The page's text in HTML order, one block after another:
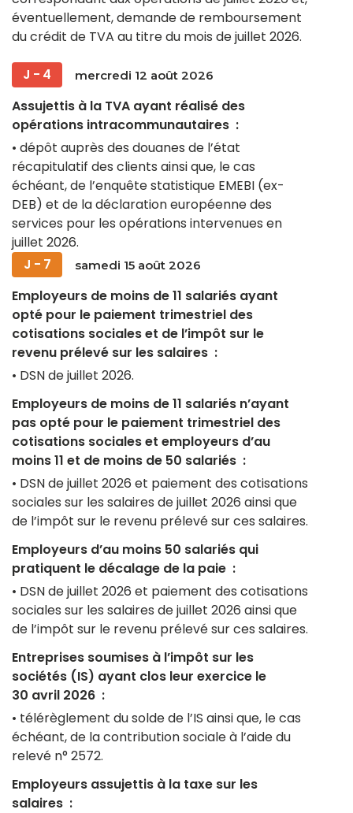
Construire votre
patrimoine
Être prêt pour la
facturation électronique
Dématérialiser vos
Recherche
Nous rejoindre
MEG
Idépot
Silae
Waibi
Ingeneo
éventuellement, demande de remboursement
du crédit de TVA au titre du mois de juillet 2026.
J - 4 mercredi 12 août 2026
Assujettis à la TVA ayant réalisé des
opérations intracommunautaires :
• dépôt auprès des douanes de l’état
récapitulatif des clients ainsi que, le cas
échéant, de l’enquête statistique EMEBI (ex-
DEB) et de la déclaration européenne des
services pour les opérations intervenues en
juillet 2026.
J - 7
samedi 15 août 2026
Employeurs de moins de 11 salariés ayant
opté pour le paiement trimestriel des
cotisations sociales et de l’impôt sur le
revenu prélevé sur les salaires :
• DSN de juillet 2026.
Employeurs de moins de 11 salariés n’ayant
pas opté pour le paiement trimestriel des
cotisations sociales et employeurs d’au
moins 11 et de moins de 50 salariés :
• DSN de juillet 2026 et paiement des cotisations
sociales sur les salaires de juillet 2026 ainsi que
de l’impôt sur le revenu prélevé sur ces salaires.
Employeurs d’au moins 50 salariés qui
pratiquent le décalage de la paie :
• DSN de juillet 2026 et paiement des cotisations
sociales sur les salaires de juillet 2026 ainsi que
de l’impôt sur le revenu prélevé sur ces salaires.
Entreprises soumises à l’impôt sur les
sociétés (IS) ayant clos leur exercice le
30 avril 2026 :
• télérèglement du solde de l’IS ainsi que, le cas
échéant, de la contribution sociale à l’aide du
relevé n° 2572.
Employeurs assujettis à la taxe sur les
salaires :
Lu
Ma Me Je Ve Sa
27 28 29 30 31
3
4
10
11 12 13
24
25 26 27
31
1 2 3 4